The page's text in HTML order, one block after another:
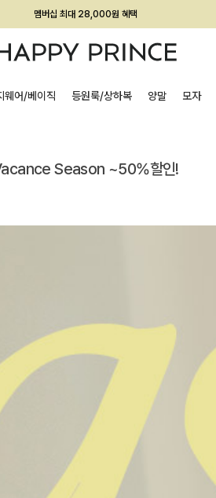
회원전용 아울렛, 가입하면 ~60% 할인!
멤버십 최대 28,000원 혜택
웨어/베이직 등원룩/상하복 양말 모자
Season ~50%할인!